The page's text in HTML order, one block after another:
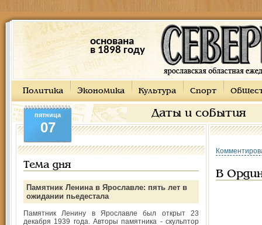
основана
в 1898 году
Политика Экономика Культура Спорт
Даты и события
пятница
07
Тема дня
Памятник Ленина в Ярославле: пять лет в
ожидании пьедестала
Памятник Ленину в Ярославле был открыт 23
декабря 1939 года. Авторы памятника - скульптор
В